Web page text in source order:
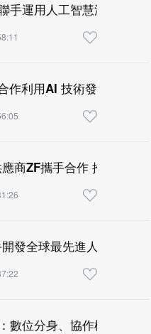
手運用人工智慧測繪日本
作利用AI 技術發展雲端到
商ZF攜手合作 推出汽車
發全球最先進人工智慧汽
數位分身、協作機器人和